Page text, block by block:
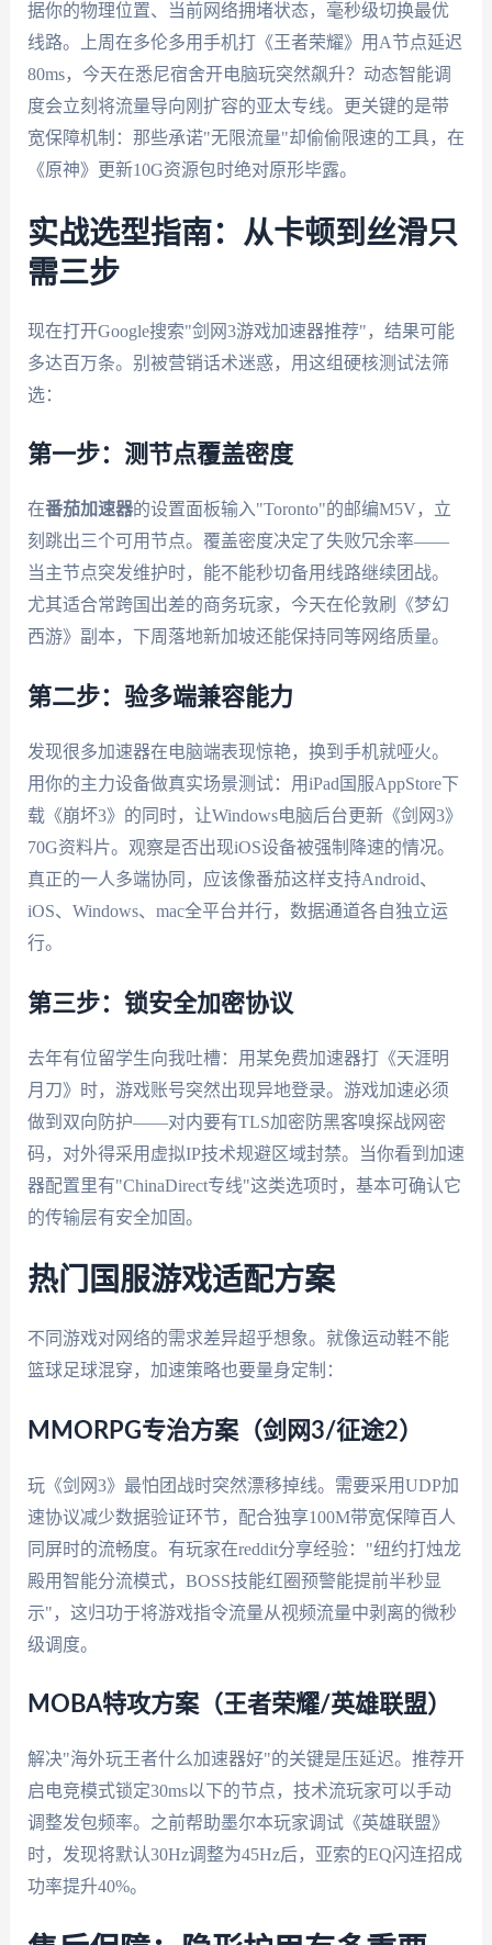
据你的物理位置、当前网络拥堵状态，毫秒级切换最优
线路。上周在多伦多用手机打《王者荣耀》用A节点延迟
80ms，今天在悉尼宿舍开电脑玩突然飙升？动态智能调
度会立刻将流量导向刚扩容的亚太专线。更关键的是带
宽保障机制：那些承诺"无限流量"却偷偷限速的工具，在
《原神》更新10G资源包时绝对原形毕露。
实战选型指南：从卡顿到丝滑只
需三步
现在打开Google搜索"剑网3游戏加速器推荐"，结果可能
多达百万条。别被营销话术迷惑，用这组硬核测试法筛
选：
第一步：测节点覆盖密度
在番茄加速器的设置面板输入"Toronto"的邮编M5V，立
刻跳出三个可用节点。覆盖密度决定了失败冗余率——
当主节点突发维护时，能不能秒切备用线路继续团战。
尤其适合常跨国出差的商务玩家，今天在伦敦刷《梦幻
西游》副本，下周落地新加坡还能保持同等网络质量。
第二步：验多端兼容能力
发现很多加速器在电脑端表现惊艳，换到手机就哑火。
用你的主力设备做真实场景测试：用iPad国服AppStore下
载《崩坏3》的同时，让Windows电脑后台更新《剑网3》
70G资料片。观察是否出现iOS设备被强制降速的情况。
真正的一人多端协同，应该像番茄这样支持Android、
iOS、Windows、mac全平台并行，数据通道各自独立运
行。
第三步：锁安全加密协议
去年有位留学生向我吐槽：用某免费加速器打《天涯明
月刀》时，游戏账号突然出现异地登录。游戏加速必须
做到双向防护——对内要有TLS加密防黑客嗅探战网密
码，对外得采用虚拟IP技术规避区域封禁。当你看到加速
器配置里有"ChinaDirect专线"这类选项时，基本可确认它
的传输层有安全加固。
热门国服游戏适配方案
不同游戏对网络的需求差异超乎想象。就像运动鞋不能
篮球足球混穿，加速策略也要量身定制：
MMORPG专治方案（剑网3/征途2）
玩《剑网3》最怕团战时突然漂移掉线。需要采用UDP加
速协议减少数据验证环节，配合独享100M带宽保障百人
同屏时的流畅度。有玩家在reddit分享经验："纽约打烛龙
殿用智能分流模式，BOSS技能红圈预警能提前半秒显
示"，这归功于将游戏指令流量从视频流量中剥离的微秒
级调度。
MOBA特攻方案（王者荣耀/英雄联盟）
解决"海外玩王者什么加速器好"的关键是压延迟。推荐开
启电竞模式锁定30ms以下的节点，技术流玩家可以手动
调整发包频率。之前帮助墨尔本玩家调试《英雄联盟》
时，发现将默认30Hz调整为45Hz后，亚索的EQ闪连招成
功率提升40%。